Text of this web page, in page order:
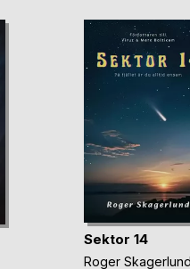
Sektor 14
Roger Skagerlund